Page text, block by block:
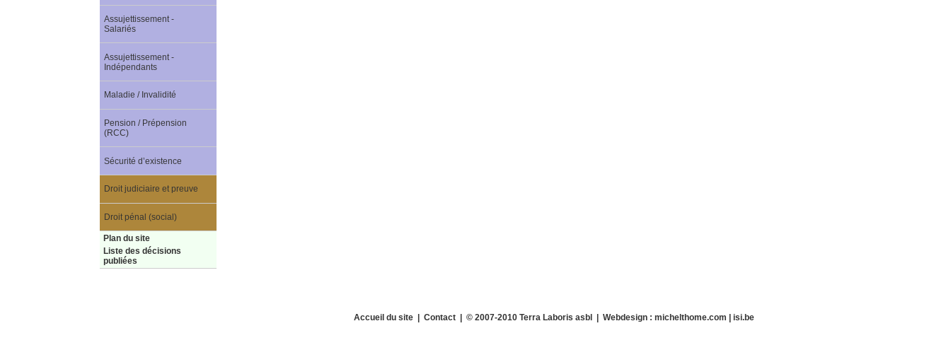
Assujettissement -
Salariés
Assujettissement -
Indépendants
Maladie / Invalidité
Pension / Prépension
(RCC)
Sécurité d’existence
Droit judiciaire et preuve
Droit pénal (social)
Plan du site
Liste des décisions
publiées
Accueil du site| Contact| © 2007-2010 Terra Laboris asbl | Webdesign : michelthome.com | isi.be